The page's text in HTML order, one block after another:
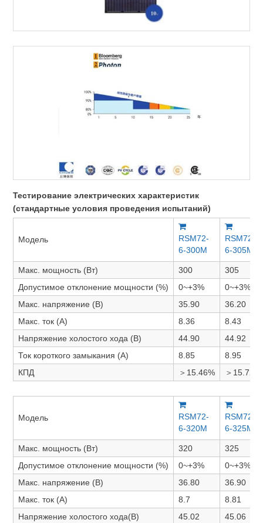
Тестирование электрических характеристик
(стандартные условия проведения испытаний)
Модель
RSM72-
6-300M
RSM72-
6-305M
Макс. мощность (Вт) 300
305
Допустимое отклонение мощности (%)
0~+3%
0~+3%
Макс. напряжение (В)
35.90
36.20
Макс. ток (А)
8.36
8.43
Напряжение холостого хода (В)
44.90
44.92
Ток короткого замыкания (А)
8.85
8.95
КПД
＞15.46% ＞15.72%
Модель
RSM72-
6-320M
RSM72-
6-325M
Макс. мощность (Вт) 320
325
Допустимое отклонение мощности (%)
0~+3%
0~+3%
Макс. напряжение (В)
36.80
36.90
Макс. ток (А)
8.7
8.81
Напряжение холостого хода(В)
45.02
45.06